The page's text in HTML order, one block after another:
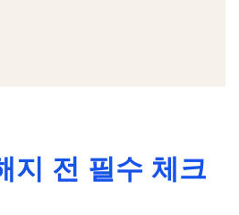
지 전 필수 체크